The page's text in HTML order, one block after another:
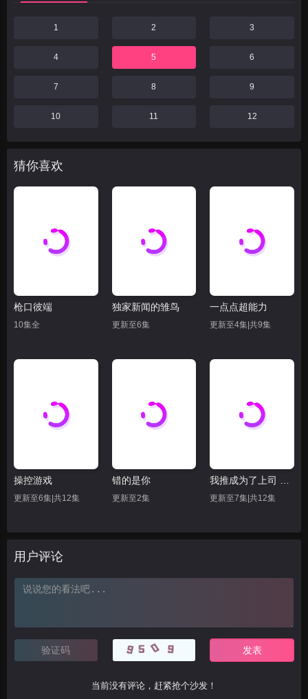
1 2 3
4 5 6
7 8 9
10 11 12
猜你喜欢
枪口彼端
10集全
独家新闻的雏鸟
更新至6集
一点点超能力
更新至4集|共9集
操控游戏
更新至6集|共12集
错的是你
更新至2集 更新至7集|共12集
用户评论
当前没有评论，赶紧抢个沙发！